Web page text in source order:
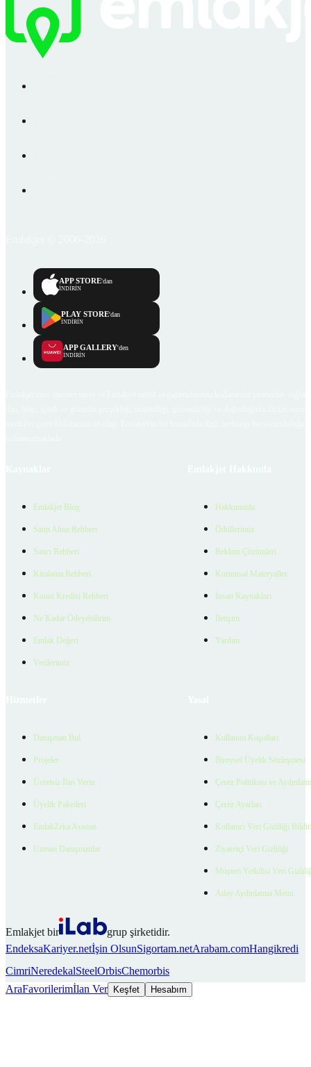
APP STORE'dan
İNDİRİN
PLAY STORE'dan
İNDİRİN
APP GALLERY'den
İNDİRİN
Emlakjet Blog
Satın Alma Rehberi
Satıcı Rehberi
Kiralama Rehberi
Konut Kredisi Rehberi
Ne Kadar Ödeyebilirim
Emlak Değeri
Verilerimiz
Hakkımızda
Ödüllerimiz
Reklam Çözümleri
Kurumsal Materyaller
İnsan Kaynakları
İletişim
Yardım
Danışman Bul
Projeler
Ücretsiz İlan Verin
Üyelik Paketleri
EmlakZeka Asistan
Uzman Danışmanlar
Kullanım Koşulları
Bireysel Üyelik Sözleşmesi
Çerez Politikası ve
Çerez Ayarları
Kullanıcı Veri Gizliliği
Ziyaretçi Veri Gizliliği
Müşteri Yetkilisi Veri
Aday Aydınlatma Metni
Emlakjet bir
grup şirketidir.
EndeksaKariyer.netİşin OlsunSigortam.netArabam.comHangikredi
CimriNeredekalSteelOrbisChemorbis
AraFavorilerimİlan Ver Keşfet Hesabım